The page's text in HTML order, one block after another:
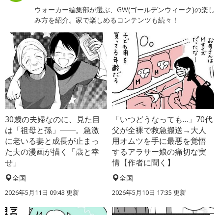
ウォーカー編集部が選ぶ、GW(ゴールデンウィーク)の楽し
み方を紹介。家で楽しめるコンテンツも続々！
30歳の夫婦なのに、見た目
は「祖母と孫」――。急激
に老いる妻と成長が止まっ
た夫の漫画が描く「歳と幸
せ」
全国
2026年5月11日 09:43 更新
「いつどうなっても…」70代
父が全裸で救急搬送→大人
用オムツを手に最悪を覚悟
するアラサー娘の痛切な実
情【作者に聞く】
全国
2026年5月10日 17:35 更新